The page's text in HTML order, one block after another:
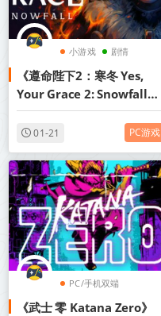
小游戏 剧情
中世纪
《遵命陛下2：寒冬 Yes,
Your Grace 2: Snowfall》
v1.1.4丨中文版网盘下载
01-21 PC游戏
PC/手机双端
像素图形 动作
《武士 零 Katana Zero》